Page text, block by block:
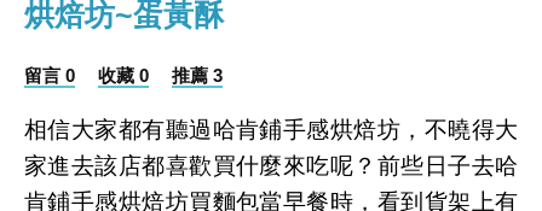
烘焙坊~蛋黃酥
留言 0 收藏 0 推薦 3
相信大家都有聽過哈肯鋪手感烘焙坊，不曉得大
家進去該店都喜歡買什麼來吃呢？前些日子去哈
肯鋪手感烘焙坊買麵包當早餐時，看到貨架上有